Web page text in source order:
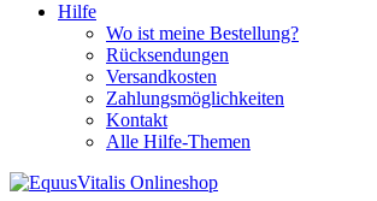
Hilfe
Wo ist meine Bestellung?
Rücksendungen
Versandkosten
Zahlungsmöglichkeiten
Kontakt
Alle Hilfe-Themen